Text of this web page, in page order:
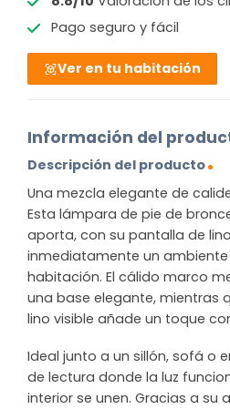
Pago seguro y fácil
Ver en tu habitación
Información del
Descripción del producto
Una mezcla elegante de
Esta lámpara de pie de
aporta, con su pantalla de
inmediatamente un
habitación. El cálido marco
una base elegante, mientras
lino visible añade un toque
Ideal junto a un sillón, sofá o
de lectura donde la luz
interior se unen. Gracias a su